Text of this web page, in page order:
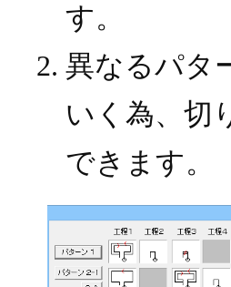
す。
異なるパタ
いく為、切
できます。